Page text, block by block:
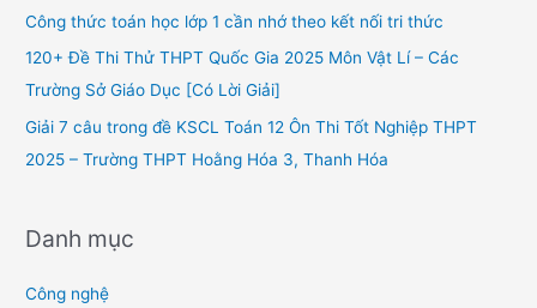
o
Công thức toán học lớp 1 cần nhớ theo kết nối tri thức
120+ Đề Thi Thử THPT Quốc Gia 2025 Môn Vật Lí – Các
Trường Sở Giáo Dục [Có Lời Giải]
Giải 7 câu trong đề KSCL Toán 12 Ôn Thi Tốt Nghiệp THPT
2025 – Trường THPT Hoằng Hóa 3, Thanh Hóa
Danh mục
Công nghệ